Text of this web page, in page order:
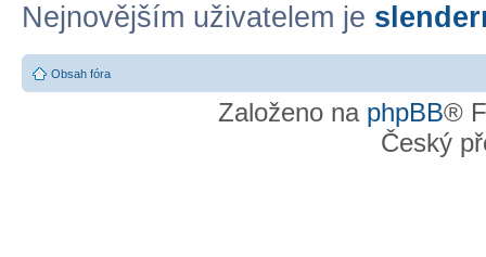
Nejnovějším uživatelem je
Obsah fóra
Založeno na phpBB®
Český